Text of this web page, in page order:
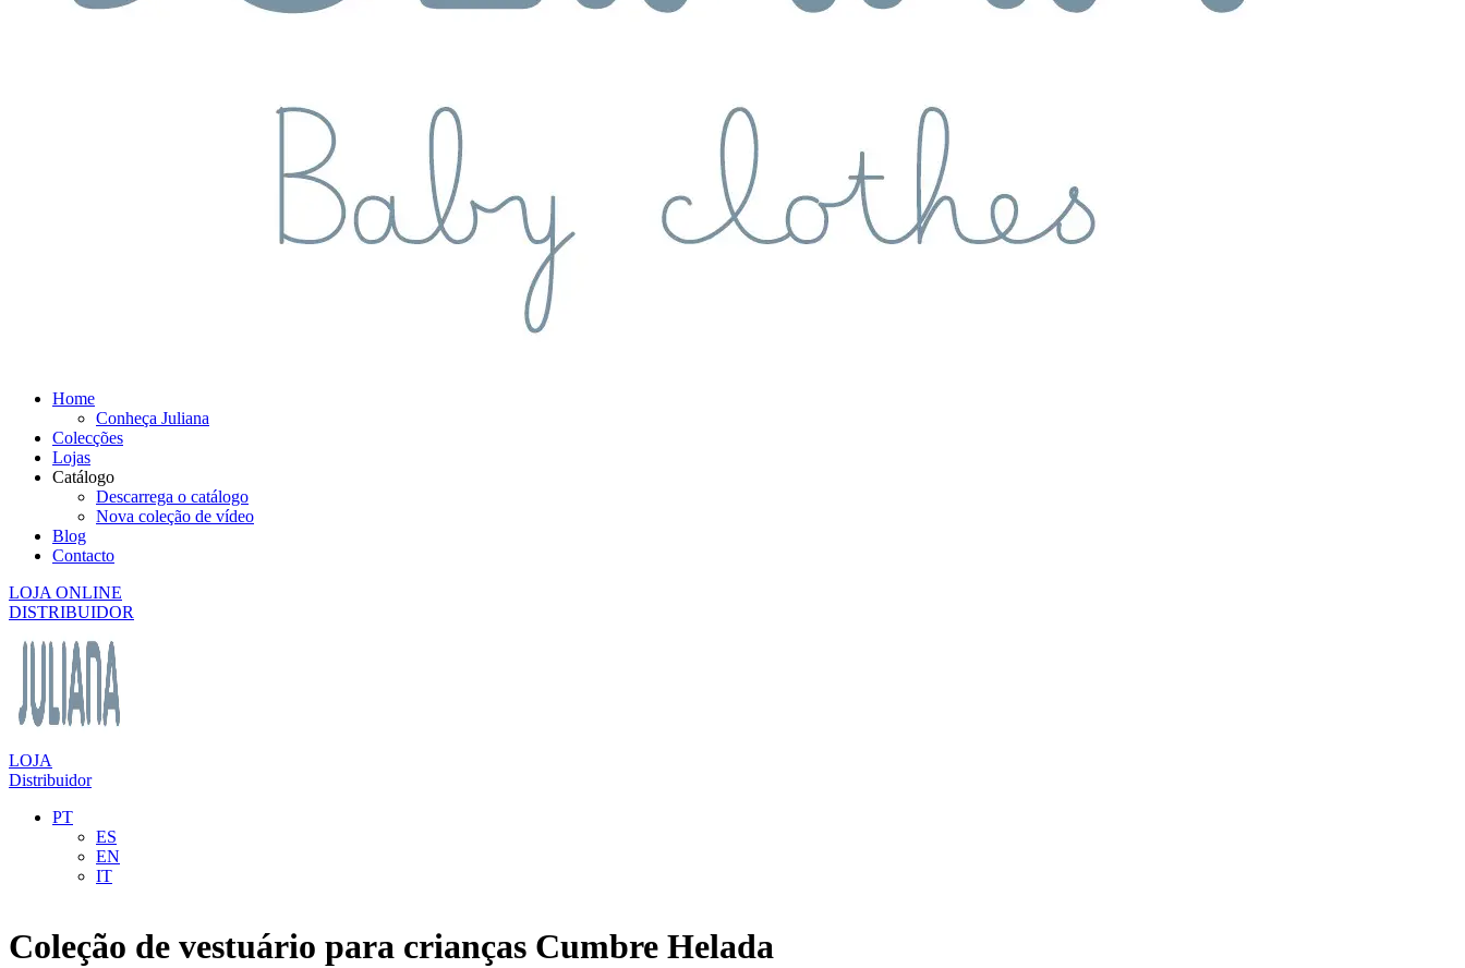
Home
Conheça Juliana
Colecções
Lojas
Catálogo
Descarrega o catálogo
Nova coleção de vídeo
Blog
Contacto
LOJA ONLINE
DISTRIBUIDOR
LOJA
Distribuidor
PT
ES
EN
IT
Coleção de vestuário para crianças Cumbre Helada